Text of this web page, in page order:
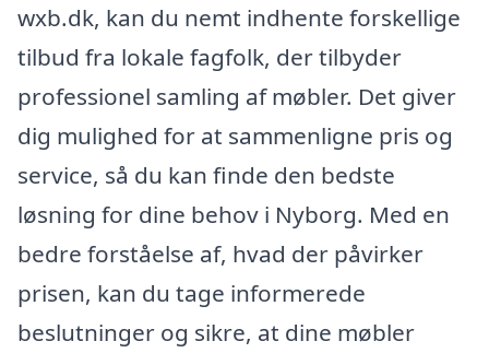
wxb.dk, kan du nemt indhente forskellige
tilbud fra lokale fagfolk, der tilbyder
professionel samling af møbler. Det giver
dig mulighed for at sammenligne pris og
service, så du kan finde den bedste
løsning for dine behov i Nyborg. Med en
bedre forståelse af, hvad der påvirker
prisen, kan du tage informerede
beslutninger og sikre, at dine møbler